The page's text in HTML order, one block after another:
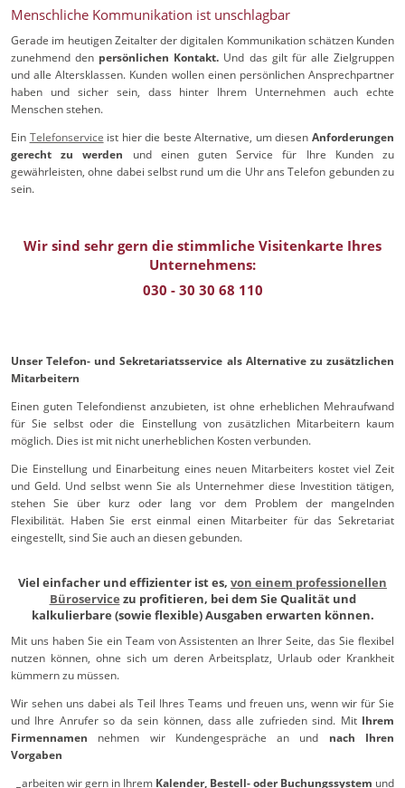
Menschliche Kommunikation ist unschlagbar
Gerade im heutigen Zeitalter der digitalen Kommunikation schätzen Kunden
zunehmend den persönlichen Kontakt. Und das gilt für alle Zielgruppen
und alle Altersklassen. Kunden wollen einen persönlichen Ansprechpartner
haben und sicher sein, dass hinter Ihrem Unternehmen auch echte
Menschen stehen.
Ein Telefonservice ist hier die beste Alternative, um diesenAnforderungen
gerecht zu werden und einen guten Service für Ihre Kunden zu
gewährleisten, ohne dabei selbst rund um die Uhr ans Telefon gebunden zu
sein.
Wir sind sehr gern die stimmliche Visitenkarte Ihres
Unternehmens:
030 - 30 30 68 110
Unser Telefon- und Sekretariatsservice als Alternative zu zusätzlichen
Mitarbeitern
Einen guten Telefondienst anzubieten, ist ohne erheblichen Mehraufwand
für Sie selbst oder die Einstellung von zusätzlichen Mitarbeitern kaum
möglich. Dies ist mit nicht unerheblichen Kosten verbunden.
Die Einstellung und Einarbeitung eines neuen Mitarbeiters kostet viel Zeit
und Geld. Und selbst wenn Sie als Unternehmer diese Investition tätigen,
stehen Sie über kurz oder lang vor dem Problem der mangelnden
Flexibilität. Haben Sie erst einmal einen Mitarbeiter für das Sekretariat
eingestellt, sind Sie auch an diesen gebunden.
Viel einfacher und effizienter ist es, von einem professionellen
Büroservice zu profitieren, bei dem Sie Qualität und
kalkulierbare (sowie flexible) Ausgaben erwarten können.
Mit uns haben Sie ein Team von Assistenten an Ihrer Seite, das Sie flexibel
nutzen können, ohne sich um deren Arbeitsplatz, Urlaub oder Krankheit
kümmern zu müssen.
Wir sehen uns dabei als Teil Ihres Teams und freuen uns, wenn wir für Sie
und Ihre Anrufer so da sein können, dass alle zufrieden sind. Mit Ihrem
Firmennamen nehmen wir Kundengespräche an und nach Ihren
Vorgaben
arbeiten wir gern in Ihrem Kalender, Bestell- oder Buchungssystem und